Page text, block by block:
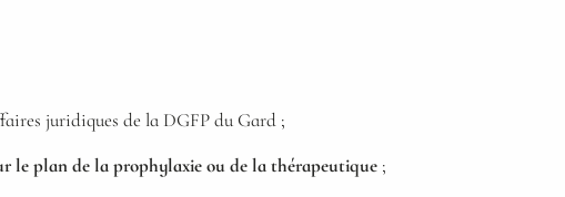
juridiques de la DGFP du Gard ;
le plan de la prophylaxie ou de la thérapeutique ;